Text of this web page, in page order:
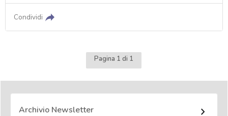
Condividi
Pagina 1 di 1
Archivio Newsletter